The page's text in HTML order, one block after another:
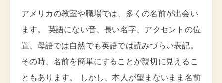
アメリカの教室や職場では、多くの名前が出会い
ます。 英語にない音、長い名字、アクセントの位
置、母語では自然でも英語では読みづらい表記。
その時、名前を簡単にすることが親切に見えるこ
ともあります。 しかし、本人が望まないまま名前